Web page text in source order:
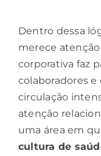
Dentro dessa
merece
corporativa faz
colaboradores
circulação
atenção
uma área em
cultura de